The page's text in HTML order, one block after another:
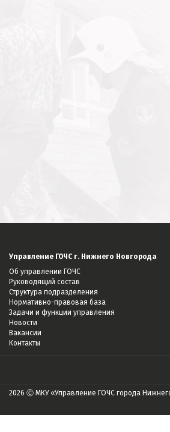
Управление ГОЧС г. Нижнего Новгорода
Об управлении ГОЧС
Руководящий состав
Структура подразделения
Нормативно-правовая база
Задачи и функции управления
Новости
Вакансии
Контакты
2026 Ⓒ МКУ «Управление ГОЧС города